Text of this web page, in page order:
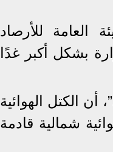
العامة للأرصاد
بشكل أكبر غدًا
أن الكتل الهوائية
شمالية قادمة